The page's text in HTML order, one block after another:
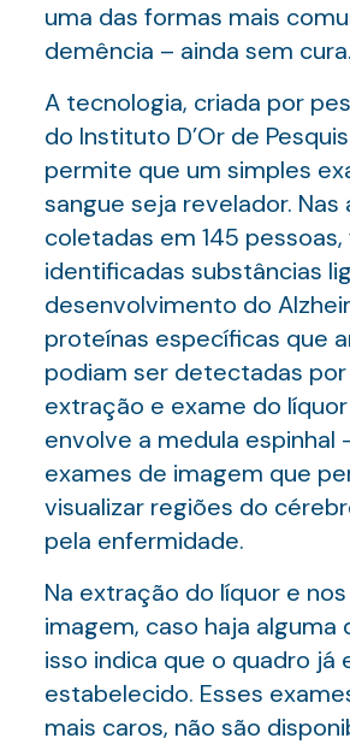
uma das formas mais
demência – ainda sem cura.
A tecnologia, criada por
do Instituto D’Or de
permite que um simples
sangue seja revelador. Nas
coletadas em 145
identificadas substâncias
desenvolvimento do
proteínas específicas que
podiam ser detectadas
extração e exame do
envolve a medula espinhal
exames de imagem que
visualizar regiões do
pela enfermidade.
Na extração do líquor e
imagem, caso haja alguma
isso indica que o quadro já
estabelecido. Esses
mais caros, não são